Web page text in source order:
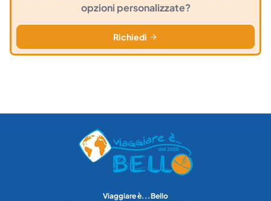
opzioni personalizzate?
Richiedi
Viaggiare è...Bello